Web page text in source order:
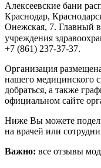
Алексеевские бани
Краснодар,
Онежская, 7. Главный
учреждения
+7 (861) 237-37-37.
Организация
нашего медицинского
добраться, а также
официальном сайте
Ниже Вы можете
на врачей или
Важно: все отзывы